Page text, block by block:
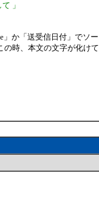
」
」か「送受信日付」でソー
の時、本文の文字が化けて